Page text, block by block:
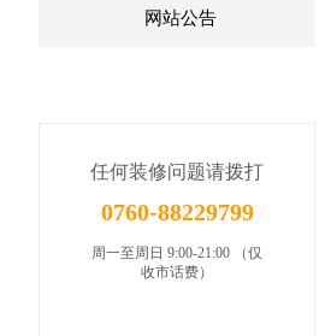
网站公告
0760-88229799
周一至周日 9:00-21:00 （仅
收市话费）
任何装修问题请拨打